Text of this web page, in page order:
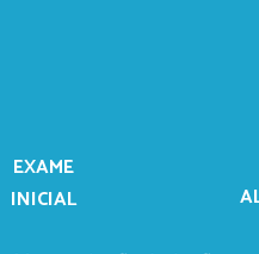
EXAME
INICIAL